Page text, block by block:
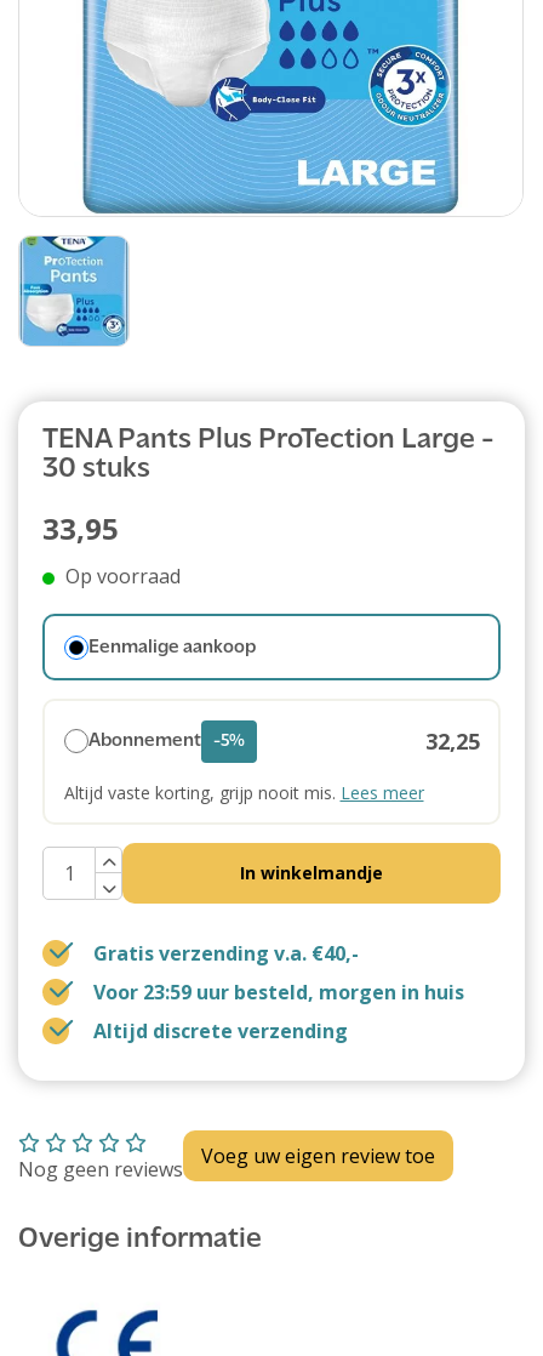
Abonnement
TENA Pants Plus ProTection Large -
30 stuks
33,95
Op voorraad
Eenmalige aankoop
Abonnement -5% 32,25
Altijd vaste korting, grijp nooit mis. Lees meer
In winkelmandje
Gratis verzending v.a. €40,-
Voor 23:59 uur besteld, morgen in huis
Altijd discrete verzending
Nog geen reviews Voeg uw eigen review toe
Overige informatie